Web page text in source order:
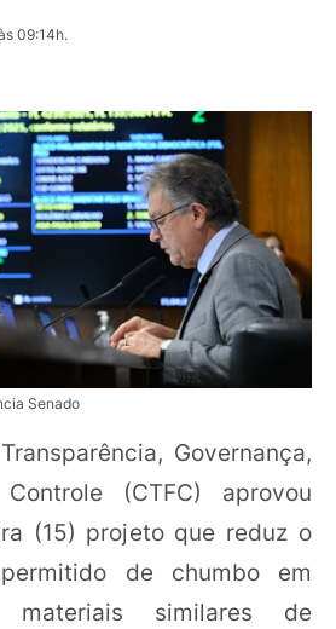
09:14h.
Senado
Governança,
(CTFC) aprovou
(15) projeto que reduz o
de chumbo em
similares de